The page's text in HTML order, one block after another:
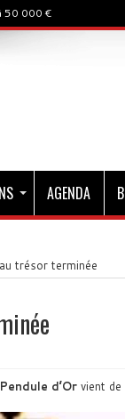
50 000 €
AGENDA
trésor terminée
d’Orvient de